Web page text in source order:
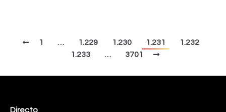
1 … 1.229 1.230 1.231
1.232
1.233
… 3701
Directo